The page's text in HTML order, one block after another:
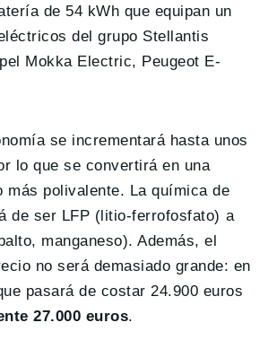
de 54 kWh que equipan un
del grupo Stellantis
Mokka Electric, Peugeot E-
se incrementará hasta unos
lo que se convertirá en una
más polivalente. La química de
de ser LFP (litio-ferrofosfato) a
manganeso). Además, el
no será demasiado grande: en
pasará de costar 24.900 euros
27.000 euros.